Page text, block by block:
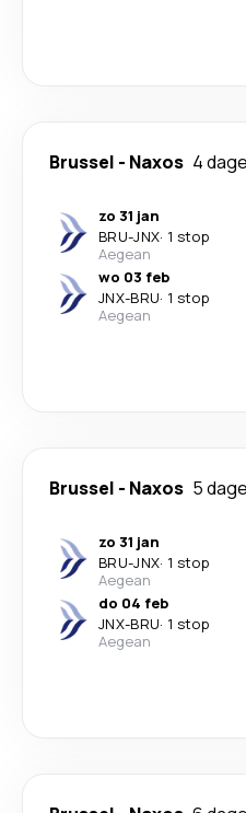
Brussel - Naxos 4
zo 31 jan
BRU-JNX· 1 stop
Aegean
wo 03 feb
JNX-BRU· 1 stop
Aegean
Brussel - Naxos 5
zo 31 jan
BRU-JNX· 1 stop
Aegean
do 04 feb
JNX-BRU· 1 stop
Aegean